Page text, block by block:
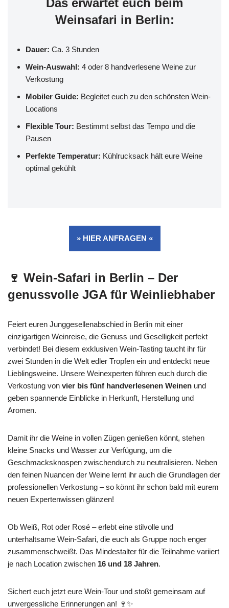
Das erwartet euch beim
Weinsafari in Berlin:
Dauer: Ca. 3 Stunden
Wein-Auswahl: 4 oder 8 handverlesene Weine zur
Verkostung
Mobiler Guide: Begleitet euch zu den schönsten Wein-
Locations
Flexible Tour: Bestimmt selbst das Tempo und die
Pausen
Perfekte Temperatur: Kühlrucksack hält eure Weine
optimal gekühlt
» HIER ANFRAGEN «
🍷 Wein-Safari in Berlin – Der
genussvolle JGA für Weinliebhaber
Feiert euren Junggesellenabschied in Berlin mit einer
einzigartigen Weinreise, die Genuss und Geselligkeit perfekt
verbindet! Bei diesem exklusiven Wein-Tasting taucht ihr für
zwei Stunden in die Welt edler Tropfen ein und entdeckt neue
Lieblingsweine. Unsere Weinexperten führen euch durch die
Verkostung von vier bis fünf handverlesenen Weinen und
geben spannende Einblicke in Herkunft, Herstellung und
Aromen.
Damit ihr die Weine in vollen Zügen genießen könnt, stehen
kleine Snacks und Wasser zur Verfügung, um die
Geschmacksknospen zwischendurch zu neutralisieren. Neben
den feinen Nuancen der Weine lernt ihr auch die Grundlagen der
professionellen Verkostung – so könnt ihr schon bald mit eurem
neuen Expertenwissen glänzen!
Ob Weiß, Rot oder Rosé – erlebt eine stilvolle und
unterhaltsame Wein-Safari, die euch als Gruppe noch enger
zusammenschweißt. Das Mindestalter für die Teilnahme variiert
je nach Location zwischen 16 und 18 Jahren.
Sichert euch jetzt eure Wein-Tour und stoßt gemeinsam auf
unvergessliche Erinnerungen an! 🍷✨